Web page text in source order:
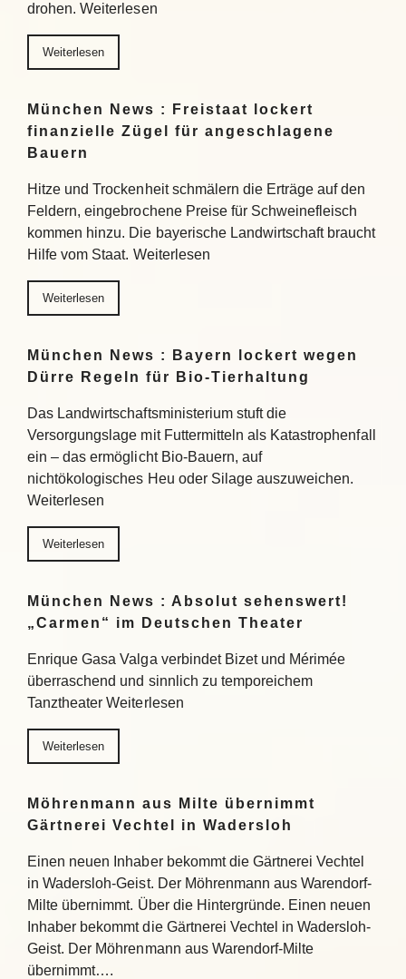
drohen. Weiterlesen
Weiterlesen
München News : Freistaat lockert
finanzielle Zügel für angeschlagene
Bauern
Hitze und Trockenheit schmälern die Erträge auf den
Feldern, eingebrochene Preise für Schweinefleisch
kommen hinzu. Die bayerische Landwirtschaft braucht
Hilfe vom Staat. Weiterlesen
Weiterlesen
München News : Bayern lockert wegen
Dürre Regeln für Bio-Tierhaltung
Das Landwirtschaftsministerium stuft die
Versorgungslage mit Futtermitteln als Katastrophenfall
ein – das ermöglicht Bio-Bauern, auf
nichtökologisches Heu oder Silage auszuweichen.
Weiterlesen
Weiterlesen
München News : Absolut sehenswert!
„Carmen“ im Deutschen Theater
Enrique Gasa Valga verbindet Bizet und Mérimée
überraschend und sinnlich zu temporeichem
Tanztheater Weiterlesen
Weiterlesen
Möhrenmann aus Milte übernimmt
Gärtnerei Vechtel in Wadersloh
Einen neuen Inhaber bekommt die Gärtnerei Vechtel
in Wadersloh-Geist. Der Möhrenmann aus Warendorf-
Milte übernimmt. Über die Hintergründe. Einen neuen
Inhaber bekommt die Gärtnerei Vechtel in Wadersloh-
Geist. Der Möhrenmann aus Warendorf-Milte
übernimmt….